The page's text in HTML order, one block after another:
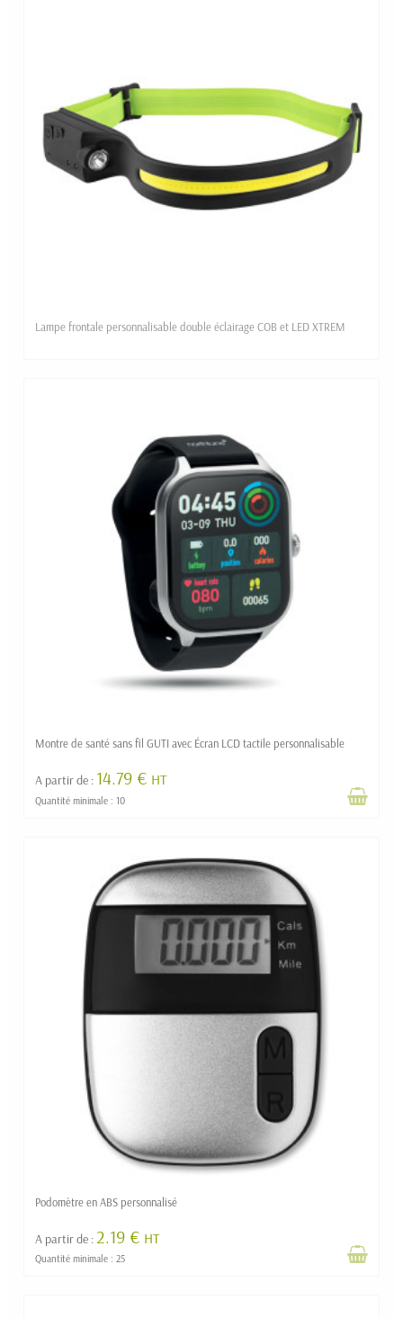
Lampe frontale personnalisable double éclairage COB et LED XTREM
Montre de santé sans fil GUTI avec Écran LCD tactile personnalisable
A partir de : 14.79 € HT
Quantité minimale : 10
Podomètre en ABS personnalisé
A partir de : 2.19 € HT
Quantité minimale : 25